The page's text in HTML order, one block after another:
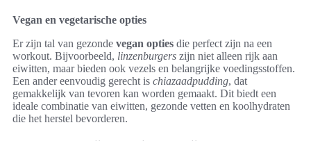
Vegan en vegetarische opties
Er zijn tal van gezonde vegan opties die perfect zijn na een
workout. Bijvoorbeeld, linzenburgers zijn niet alleen rijk aan
eiwitten, maar bieden ook vezels en belangrijke voedingsstoffen.
Een ander eenvoudig gerecht is chiazaadpudding, dat
gemakkelijk van tevoren kan worden gemaakt. Dit biedt een
ideale combinatie van eiwitten, gezonde vetten en koolhydraten
die het herstel bevorderen.